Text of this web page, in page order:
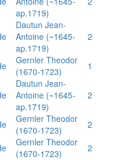
ap.1719)
Dautun Jean-
Antoine (~1645-
ap.1719)
2
Gernler Theodor
(1670-1723)
1
Dautun Jean-
Antoine (~1645-
ap.1719)
2
Gernler Theodor
(1670-1723)
2
Gernler Theodor
(1670-1723)
2